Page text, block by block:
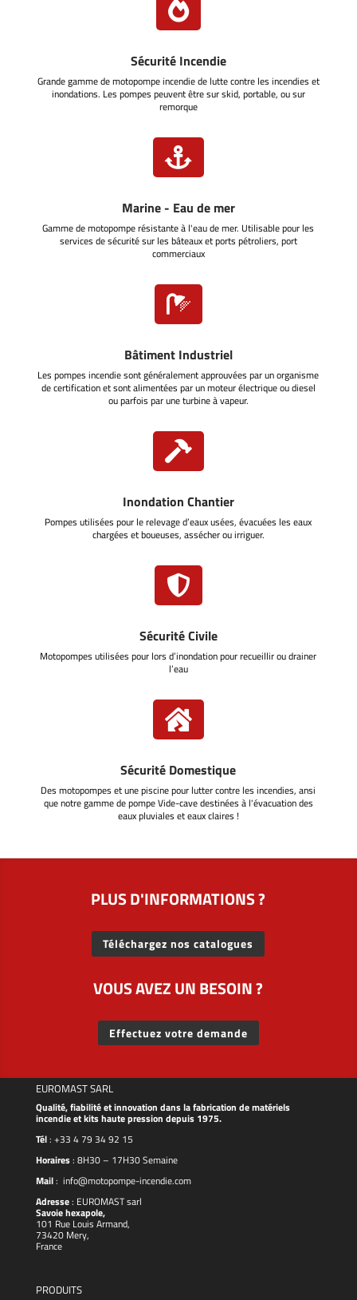

Sécurité Incendie
Grande gamme de motopompe incendie de lutte contre les incendies et
inondations. Les pompes peuvent être sur skid, portable, ou sur
remorque

Marine - Eau de mer
Gamme de motopompe résistante à l'eau de mer. Utilisable pour les
services de sécurité sur les bâteaux et ports pétroliers, port
commerciaux

Bâtiment Industriel
Les pompes incendie sont généralement approuvées par un organisme
de certification et sont alimentées par un moteur électrique ou diesel
ou parfois par une turbine à vapeur.

Inondation Chantier
Pompes utilisées pour le relevage d’eaux usées, évacuées les eaux
chargées et boueuses, assécher ou irriguer.

Sécurité Civile
Motopompes utilisées pour lors d’inondation pour recueillir ou drainer
l’eau

Sécurité Domestique
Des motopompes et une piscine pour lutter contre les incendies, ansi
que notre gamme de pompe Vide-cave destinées à l'évacuation des
eaux pluviales et eaux claires !
PLUS D'INFORMATIONS ?
Téléchargez nos catalogues
VOUS AVEZ UN BESOIN ?
Effectuez votre demande
EUROMAST SARL
Qualité, fiabilité et innovation dans la fabrication de matériels
incendie et kits haute pression depuis 1975.
Tél: +33 4 79 34 92 15
Horaires: 8H30 – 17H30 Semaine
Mail: info@motopompe-incendie.com
Adresse: EUROMASTsarl
Savoie hexapole,
101 Rue Louis Armand,
73420 Mery,
France
PRODUITS